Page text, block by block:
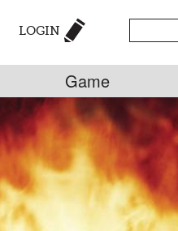
LOGIN
Game